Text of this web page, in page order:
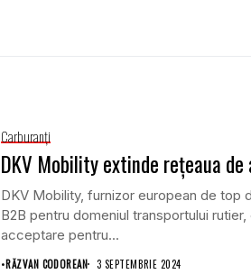
Carburanţi
DKV Mobility extinde rețeaua de
DKV Mobility, furnizor european de top
B2B pentru domeniul transportului
acceptare pentru...
•RĂZVAN CODOREAN 3 SEPTEMBRIE 2024